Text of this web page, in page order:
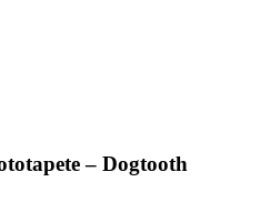
– Dogtooth